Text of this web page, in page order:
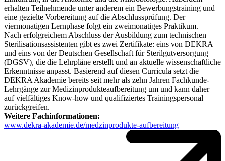
erhalten Teilnehmende unter anderem ein Bewerbungstraining und
eine gezielte Vorbereitung auf die Abschlussprüfung. Der
viermonatigen Lernphase folgt ein zweimonatiges Praktikum.
Nach erfolgreichem Abschluss der Ausbildung zum technischen
Sterilisationsassistenten gibt es zwei Zertifikate: eins von DEKRA
und eins von der Deutschen Gesellschaft für Sterilgutversorgung
(DGSV), die die Lehrpläne erstellt und an aktuelle wissenschaftliche
Erkenntnisse anpasst. Basierend auf diesen Curricula setzt die
DEKRA Akademie bereits seit mehr als zehn Jahren Fachkunde-
Lehrgänge zur Medizinprodukteaufbereitung um und kann daher
auf vielfältiges Know-how und qualifiziertes Trainingspersonal
zurückgreifen.
Weitere Fachinformationen:
www.dekra-akademie.de/medzinprodukte-aufbereitung